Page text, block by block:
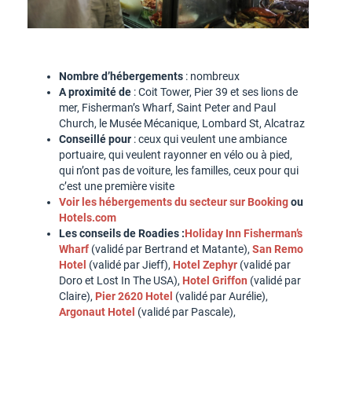
Nombre d’hébergements : nombreux
A proximité de : Coit Tower, Pier 39 et ses lions de
mer, Fisherman’s Wharf, Saint Peter and Paul
Church, le Musée Mécanique, Lombard St, Alcatraz
Conseillé pour : ceux qui veulent une ambiance
portuaire, qui veulent rayonner en vélo ou à pied,
qui n’ont pas de voiture, les familles, ceux pour qui
c’est une première visite
Voir les hébergements du secteur sur Bookingou
Hotels.com
Les conseils de Roadies :Holiday Inn Fisherman’s
Wharf (validé par Bertrand et Matante), San Remo
Hotel (validé par Jieff), Hotel Zephyr (validé par
Doro et Lost In The USA), Hotel Griffon (validé par
Claire), Pier 2620 Hotel (validé par Aurélie),
Argonaut Hotel (validé par Pascale),